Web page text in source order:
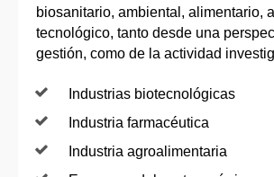
biosanitario, ambiental, alimentario,
tecnológico, tanto desde una
gestión, como de la actividad
Industrias biotecnológicas
Industria farmacéutica
Industria agroalimentaria